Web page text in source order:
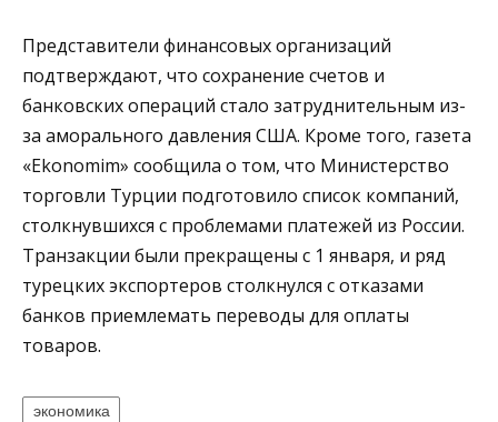
Представители финансовых организаций
подтверждают, что сохранение счетов и
банковских операций стало затруднительным из-
за аморального давления США. Кроме того, газета
«Ekonomim» сообщила о том, что Министерство
торговли Турции подготовило список компаний,
столкнувшихся с проблемами платежей из России.
Транзакции были прекращены с 1 января, и ряд
турецких экспортеров столкнулся с отказами
банков приемлемать переводы для оплаты
товаров.
экономика